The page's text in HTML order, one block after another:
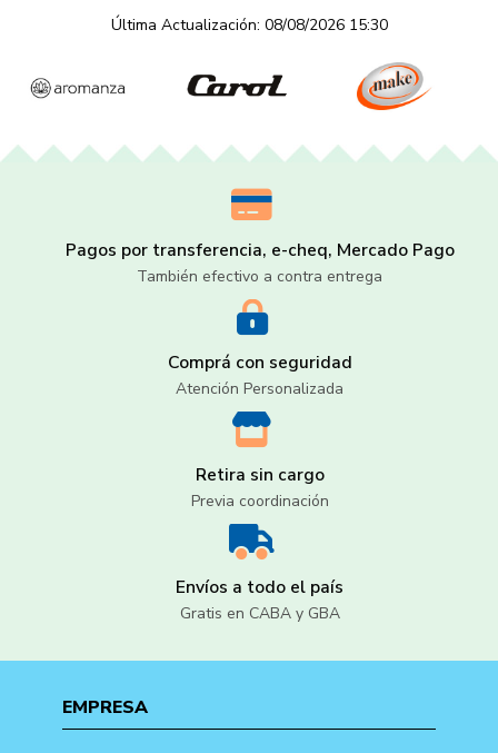
Última Actualización: 08/08/2026 15:30
Pagos por transferencia, e-cheq, Mercado Pago
También efectivo a contra entrega
Comprá con seguridad
Atención Personalizada
Retira sin cargo
Previa coordinación
Envíos a todo el país
Gratis en CABA y GBA
EMPRESA